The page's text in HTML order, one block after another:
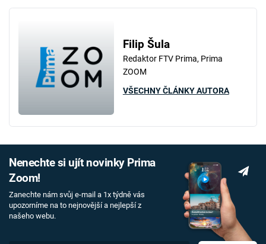
Filip Šula
Redaktor FTV Prima, Prima
ZOOM
VŠECHNY ČLÁNKY AUTORA
Nenechte si ujít novinky Prima
Zoom!
Zanechte nám svůj e-mail a 1x týdně vás
upozorníme na to nejnovější a nejlepší z
našeho webu.